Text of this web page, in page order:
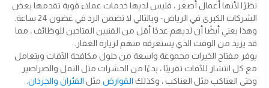
نظرًا لأنها أعمال أصغر ، فليس لديها خدمات عملاء قوية تقدمها بعض
الشركات الكبرى في الرياض- وبالتالي لا تضمن الرد في غضون 24 ساعة.
وهذا يعني أيضًا أن لديهم عددًا أقل من الفنيين المتاحين للوظائف ، مما
قد يزيد من الوقت الذي يستغرقه منهم لزيارة العقار.
يوفر مفتاح الخيرات مجموعة واسعة من حلول مكافحة الآفات ويتعامل
مع كل انتشار للآفات تقريبًا ، بدءًا من الحشرات مثل النمل والصراصير
وحتى العناكب مثل العناكب ، وكذلك القوارض مثل الفئران والجرذان